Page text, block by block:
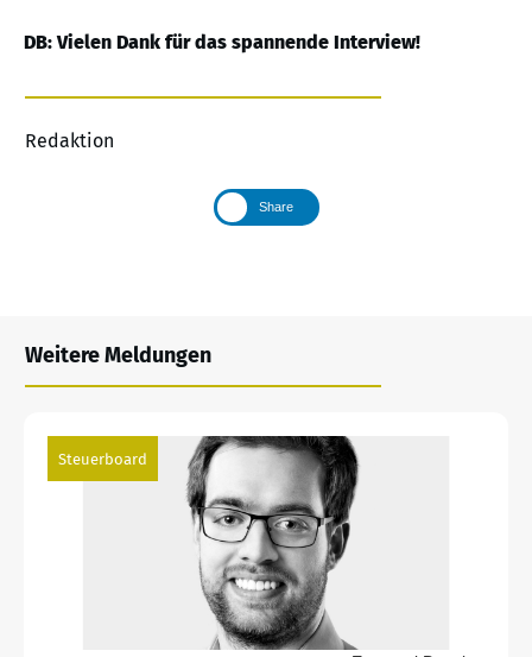
DB: Vielen Dank für das spannende Interview!
Redaktion
Share
Weitere Meldungen
Steuerboard